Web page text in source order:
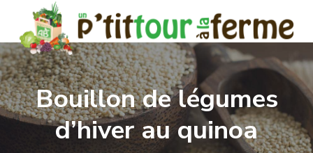
s
s
e
r
a
s
s
e
r
a
U
n
p
e
t
i
Magasin
Bio
à
Montigny-
le-
Bretonneux
Bouillon de légumes
d’hiver au quinoa